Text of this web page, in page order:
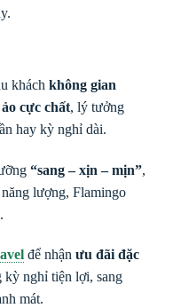
khách không gian
cực chất, lý tưởng
hay kỳ nghỉ dài.
“sang – xịn – mịn”,
lượng, Flamingo
để nhậnưu đãi đặc
kỳ nghỉ tiện lợi, sang
mát.